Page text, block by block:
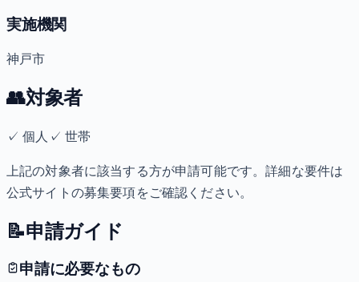
実施機関
神戸市
👥対象者
✓個人 ✓ 世帯
上記の対象者に該当する方が申請可能です。詳細な要件は
公式サイトの募集要項をご確認ください。
📝申請ガイド
申請に必要なもの